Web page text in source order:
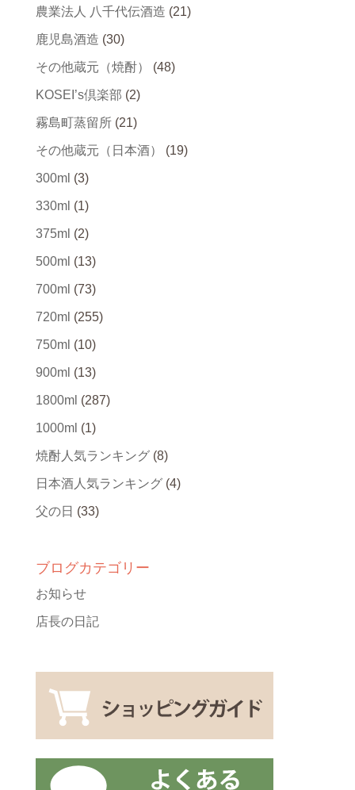
農業法人 八千代伝酒造 (21)
鹿児島酒造 (30)
その他蔵元（焼酎） (48)
KOSEI’s倶楽部 (2)
霧島町蒸留所 (21)
その他蔵元（日本酒） (19)
300ml (3)
330ml (1)
375ml (2)
500ml (13)
700ml (73)
720ml (255)
750ml (10)
900ml (13)
1800ml (287)
1000ml (1)
焼酎人気ランキング (8)
日本酒人気ランキング (4)
父の日 (33)
ブログカテゴリー
お知らせ
店長の日記